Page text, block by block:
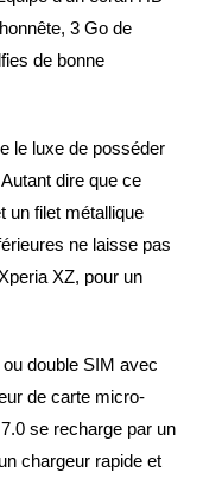
3 Go de
de bonne
le luxe de posséder
dire que ce
un filet métallique
ne laisse pas
XZ, pour un
double SIM avec
de carte micro-
se recharge par un
chargeur rapide et